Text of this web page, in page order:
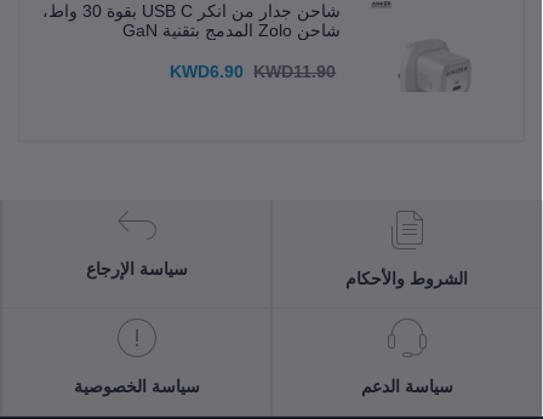
شاحن جدار من انكر USB C بقوة 30 واط،
شاحن Zolo المدمج بتقنية GaN
KWD6.90 KWD11.90
الشروط والأحكام
سياسة الإرجاع
سياسة الدعم سياسة الخصوصية